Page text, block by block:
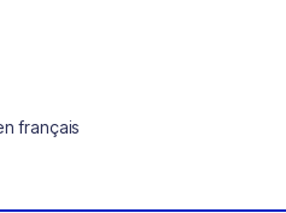
français